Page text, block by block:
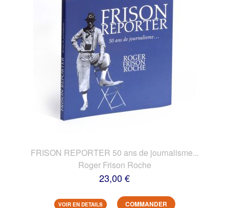
FRISON REPORTER 50 ans de journalisme...
Roger Frison Roche
23,00 €
VOIR EN DETAILS COMMANDER